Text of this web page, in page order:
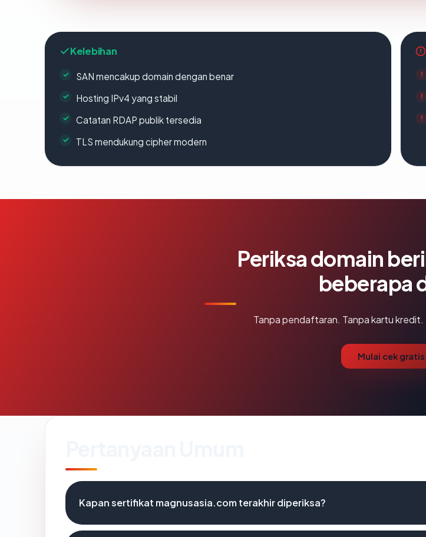
Kelebihan
SAN mencakup domain dengan benar
Hosting IPv4 yang stabil
Catatan RDAP publik tersedia
TLS mendukung cipher modern
Periksa domain
beberapa
Tanpa pendaftaran. Tanpa kartu
Mulai cek
Kapan sertifikat magnusasia.com terakhir diperiksa?